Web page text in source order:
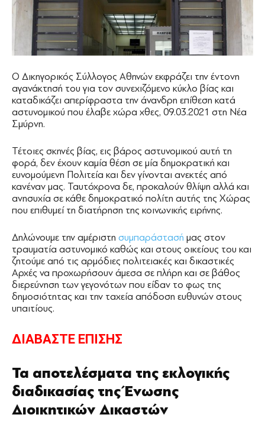
Ο Δικηγορικός Σύλλογος Αθηνών εκφράζει την έντονη
αγανάκτησή του για τον συνεχιζόμενο κύκλο βίας και
καταδικάζει απερίφραστα την άνανδρη επίθεση κατά
αστυνομικού που έλαβε χώρα χθες, 09.03.2021 στη Νέα
Σμύρνη.
Τέτοιες σκηνές βίας, εις βάρος αστυνομικού αυτή τη
φορά, δεν έχουν καμία θέση σε μία δημοκρατική και
ευνομούμενη Πολιτεία και δεν γίνονται ανεκτές από
κανέναν μας. Ταυτόχρονα δε, προκαλούν θλίψη αλλά και
ανησυχία σε κάθε δημοκρατικό πολίτη αυτής της Χώρας
που επιθυμεί τη διατήρηση της κοινωνικής ειρήνης.
Δηλώνουμε την αμέριστη συμπαράστασή μας στον
τραυματία αστυνομικό καθώς και στους οικείους του και
ζητούμε από τις αρμόδιες πολιτειακές και δικαστικές
Αρχές να προχωρήσουν άμεσα σε πλήρη και σε βάθος
διερεύνηση των γεγονότων που είδαν το φως της
δημοσιότητας και την ταχεία απόδοση ευθυνών στους
υπαιτίους.
ΔΙΑΒΑΣΤΕ ΕΠΙΣΗΣ
Τα αποτελέσματα της εκλογικής
διαδικασίας της Ένωσης
Διοικητικών Δικαστών